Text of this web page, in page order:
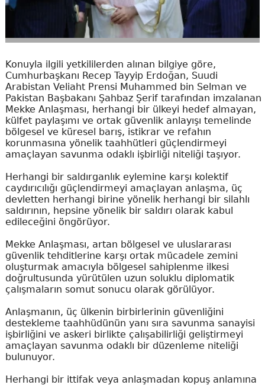
Konuyla ilgili yetkililerden alınan bilgiye göre,
Cumhurbaşkanı Recep Tayyip Erdoğan, Suudi
Arabistan Veliaht Prensi Muhammed bin Selman ve
Pakistan Başbakanı Şahbaz Şerif tarafından imzalanan
Mekke Anlaşması, herhangi bir ülkeyi hedef almayan,
külfet paylaşımı ve ortak güvenlik anlayışı temelinde
bölgesel ve küresel barış, istikrar ve refahın
korunmasına yönelik taahhütleri güçlendirmeyi
amaçlayan savunma odaklı işbirliği niteliği taşıyor.
Herhangi bir saldırganlık eylemine karşı kolektif
caydırıcılığı güçlendirmeyi amaçlayan anlaşma, üç
devletten herhangi birine yönelik herhangi bir silahlı
saldırının, hepsine yönelik bir saldırı olarak kabul
edileceğini öngörüyor.
Mekke Anlaşması, artan bölgesel ve uluslararası
güvenlik tehditlerine karşı ortak mücadele zemini
oluşturmak amacıyla bölgesel sahiplenme ilkesi
doğrultusunda yürütülen uzun soluklu diplomatik
çalışmaların somut sonucu olarak görülüyor.
Anlaşmanın, üç ülkenin birbirlerinin güvenliğini
destekleme taahhüdünün yanı sıra savunma sanayisi
işbirliğini ve askeri birlikte çalışabilirliği geliştirmeyi
amaçlayan savunma odaklı bir düzenleme niteliği
bulunuyor.
Herhangi bir ittifak veya anlaşmadan kopuş anlamına